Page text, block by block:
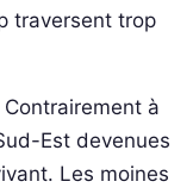
traversent trop
à
Est devenues
Les moines